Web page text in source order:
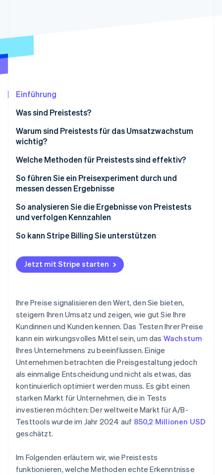
Stripe-Sessions 2026
Einführung
Was sind Preistests?
Warum sind Preistests für das Umsatzwachstum
wichtig?
Welche Methoden für Preistests sind effektiv?
Tatsächliches Verhalten
Umfragebasierte niedergelassene Preisforschung
So führen Sie ein Preisexperiment durch und
messen dessen Ergebnisse
So analysieren Sie die Ergebnisse von Preistests
und verfolgen Kennzahlen
Statistische Signifikanz überprüfen
Die richtigen Erfolgskennzahlen verfolgen
Ihre Analyse segmentieren
Qualitatives Feedback einbeziehen
Entscheiden, dokumentieren und anpassen
So kann Stripe Billing Sie unterstützen
Jetzt mit Stripe starten
Ihre Preise signalisieren den Wert, den Sie bieten,
steigern Ihren Umsatz und zeigen, wie gut Sie Ihre
Kundinnen und Kunden kennen. Das Testen Ihrer Preise
kann ein wirkungsvolles Mittel sein, um das Wachstum
Ihres Unternehmens zu beeinflussen. Einige
Unternehmen betrachten die Preisgestaltung jedoch
als einmalige Entscheidung und nicht als etwas, das
kontinuierlich optimiert werden muss. Es gibt einen
starken Markt für Unternehmen, die in Tests
investieren möchten: Der weltweite Markt für A/B-
Testtools wurde im Jahr 2024 auf 850,2 Millionen USD
geschätzt.
Im Folgenden erläutern wir, wie Preistests
funktionieren, welche Methoden echte Erkenntnisse